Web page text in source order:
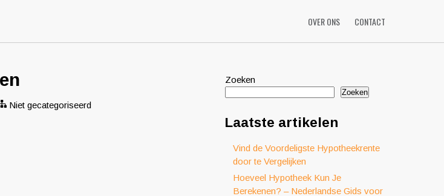
OVER ONS CONTACT
Niet gecategoriseerd
Zoeken
Zoeken
Laatste artikelen
Vind de Voordeligste Hypotheekrente
door te Vergelijken
Hoeveel Hypotheek Kun Je
Berekenen? – Nederlandse Gids voor